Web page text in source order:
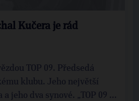
Kučera je rád
TOP 09. Předsedá
klubu. Jeho největší
jeho dva synové. „TOP 09 ...